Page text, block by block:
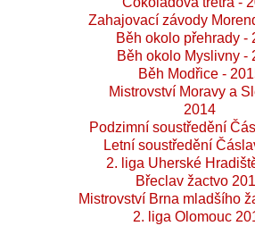
Zahajovací závody
Běh okolo přehrady -
Běh okolo Myslivny -
Běh Modřice -
Mistrovství Moravy a
2014
Podzimní soustředění
Letní soustředění
2. liga Uherské
Břeclav žactvo
Mistrovství Brna mladšího
2. liga Olomouc